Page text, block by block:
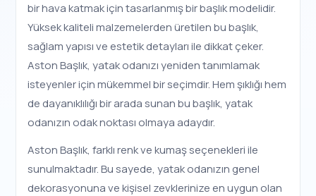
bir hava katmak için tasarlanmış bir başlık modelidir.
Yüksek kaliteli malzemelerden üretilen bu başlık,
sağlam yapısı ve estetik detayları ile dikkat çeker.
Aston Başlık, yatak odanızı yeniden tanımlamak
isteyenler için mükemmel bir seçimdir. Hem şıklığı hem
de dayanıklılığı bir arada sunan bu başlık, yatak
odanızın odak noktası olmaya adaydır.
Aston Başlık, farklı renk ve kumaş seçenekleri ile
sunulmaktadır. Bu sayede, yatak odanızın genel
dekorasyonuna ve kişisel zevklerinize en uygun olan